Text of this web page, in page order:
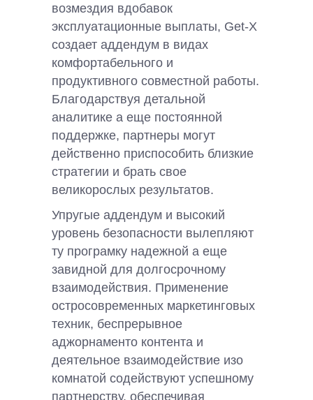
возмездия вдобавок
эксплуатационные выплаты, Get-X
создает аддендум в видах
комфортабельного и
продуктивного совместной работы.
Благодарствуя детальной
аналитике а еще постоянной
поддержке, партнеры могут
действенно приспособить близкие
стратегии и брать свое
великорослых результатов.
Упругые аддендум и высокий
уровень безопасности вылепляют
ту програмку надежной а еще
завидной для долгосрочному
взаимодействия. Применение
остросовременных маркетинговых
техник, беспрерывное
аджорнаменто контента и
деятельное взаимодействие изо
комнатой содействуют успешному
партнерству, обеспечивая